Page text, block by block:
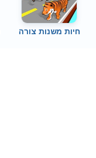
חיות משנות צורה